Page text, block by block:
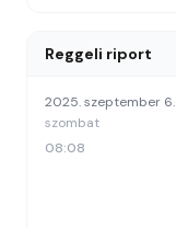
Reggeli riport
2025. szeptember 6.
szombat
08:08